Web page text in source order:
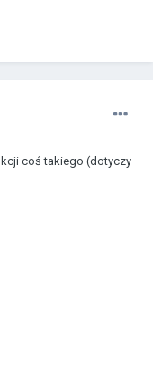
coś takiego (dotyczy